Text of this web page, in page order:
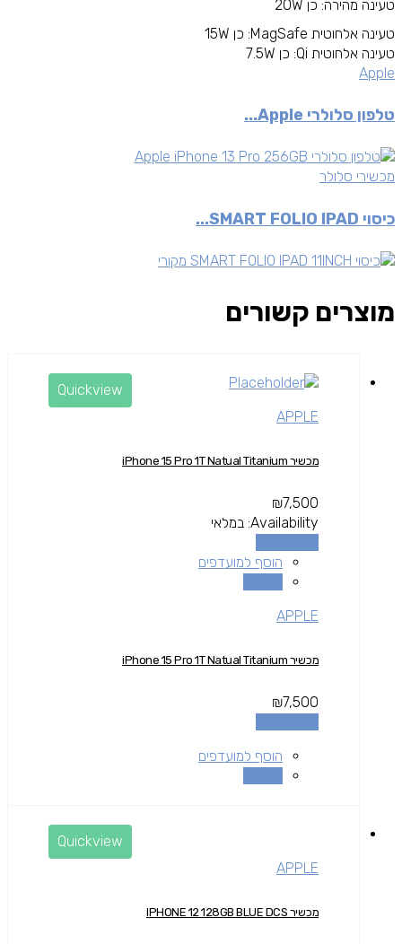
טעינה מהירה: כן 20W
טעינה אלחוטית MagSafe: כן 15W
טעינה אלחוטית Qi: כן 7.5W
Apple
טלפון סלולרי Apple...
מכשירי סלולר
כיסוי SMART FOLIO IPAD...
מוצרים קשורים
Quickview
APPLE
מכשיר iPhone 15 Pro 1T Natual Titanium
₪7,500
Availability: במלאי
הוסף למועדפים
APPLE
מכשיר iPhone 15 Pro 1T Natual Titanium
₪7,500
הוסף למועדפים
Quickview
APPLE
מכשיר IPHONE 12 128GB BLUE DCS